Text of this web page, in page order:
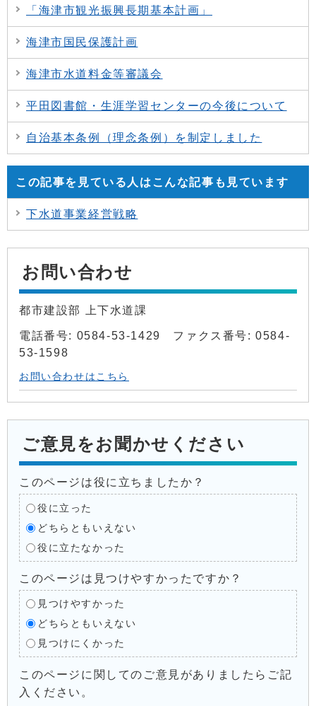
「海津市観光振興長期基本計画」
海津市国民保護計画
海津市水道料金等審議会
平田図書館・生涯学習センターの今後について
自治基本条例（理念条例）を制定しました
この記事を見ている人はこんな記事も見ています
下水道事業経営戦略
お問い合わせ
都市建設部 上下水道課
電話番号: 0584-53-1429 ファクス番号: 0584-
53-1598
お問い合わせはこちら
ご意見をお聞かせください
このページは役に立ちましたか？
役に立った
どちらともいえない
役に立たなかった
このページは見つけやすかったですか？
見つけやすかった
どちらともいえない
見つけにくかった
このページに関してのご意見がありましたらご記
入ください。